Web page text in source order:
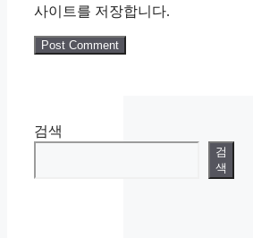
사이트를 저장합니다.
검색
검
색